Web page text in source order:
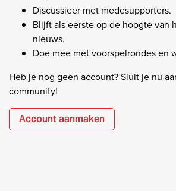
Discussieer met medesupporters.
Blijft als eerste op de hoogte van
nieuws.
Doe mee met voorspelrondes en
Heb je nog geen account? Sluit je nu
community!
Account aanmaken